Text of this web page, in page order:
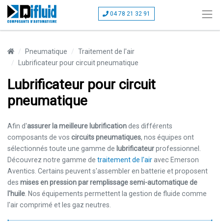
04 78 21 32 91
Pneumatique
Traitement de l'air
Lubrificateur pour circuit pneumatique
Lubrificateur pour circuit
pneumatique
Afin d'assurer la meilleure lubrificationdes différents
composants de vos circuits pneumatiques, nos équipes ont
sélectionnés toute une gamme de lubrificateurprofessionnel.
Découvrez notre gamme de traitement de l'airavec Emerson
Aventics. Certains peuvent s'assembler en batterie et proposent
des mises en pression par remplissage semi-automatique de
l'huile . Nos équipements permettent la gestion de fluide comme
l'air comprimé et les gaz neutres.